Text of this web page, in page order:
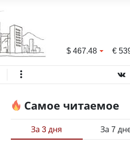
$467.48 €
Самое читаемое
За 3 дня За 7